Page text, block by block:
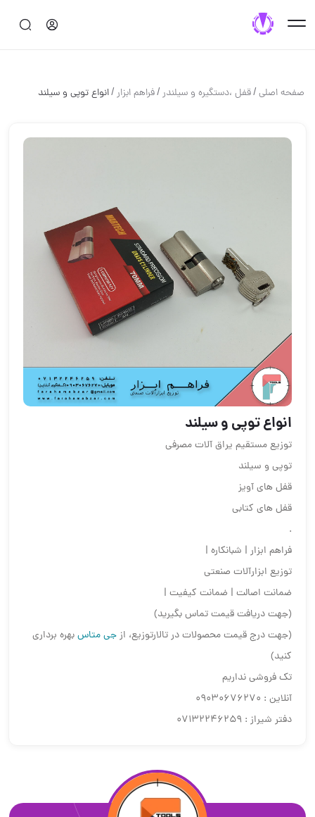
صفحه اصلی/قفل ،دستگيره و سيلندر/فراهم ابزار/انواع توپی و سیلند
انواع توپی و سیلند
توزیع مستقیم یراق آلات مصرفی
توپی و سیلند
قفل های آویز
قفل های کتابی
.
فراهم ابزار | شبانکاره |
توزیع ابزارآلات صنعتی
ضمانت اصالت | ضمانت کیفیت |
(جهت دریافت قیمت تماس بگیرید)
(جهت درج قیمت محصولات در تالارتوزیع، ازجی متاسبهره برداری
کنید)
تک فروشی نداریم
آنلاین : 09030676270
دفتر شیراز : 07132246259